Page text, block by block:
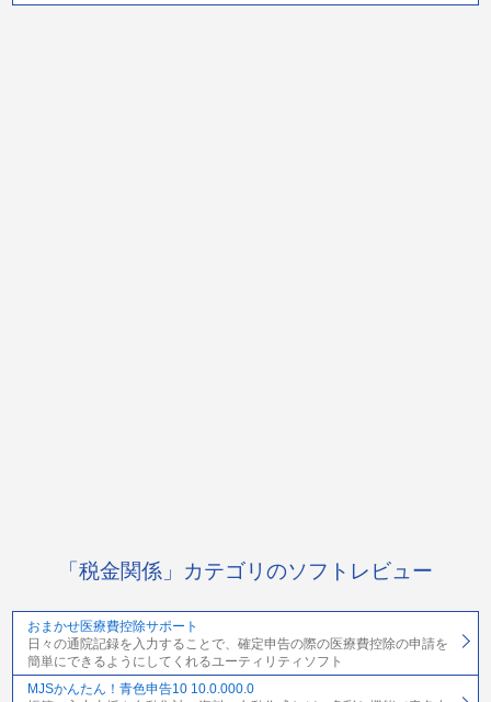
「税金関係」カテゴリのソフトレビュー
おまかせ医療費控除サポート
日々の通院記録を入力することで、確定申告の際の医療費控除の申請を
簡単にできるようにしてくれるユーティリティソフト
MJSかんたん！青色申告10 10.0.000.0